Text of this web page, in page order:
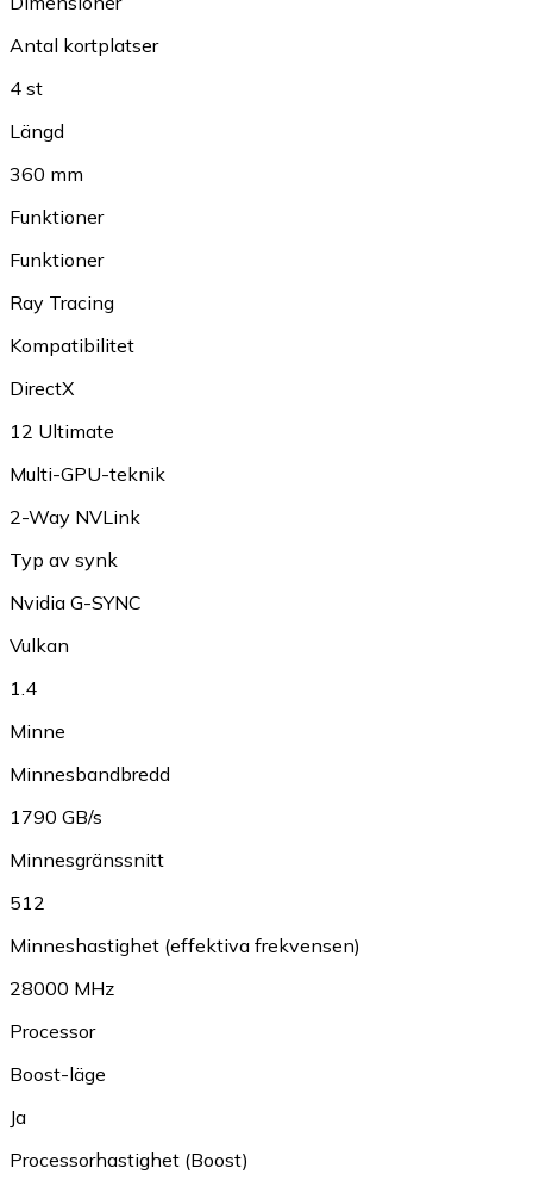
Antal kortplatser
4 st
Längd
360 mm
Funktioner
Funktioner
Ray Tracing
Kompatibilitet
DirectX
12 Ultimate
Multi-GPU-teknik
2-Way NVLink
Typ av synk
Nvidia G-SYNC
Vulkan
1.4
Minne
Minnesbandbredd
1790 GB/s
Minnesgränssnitt
512
Minneshastighet (effektiva frekvensen)
28000 MHz
Processor
Boost-läge
Ja
Processorhastighet (Boost)